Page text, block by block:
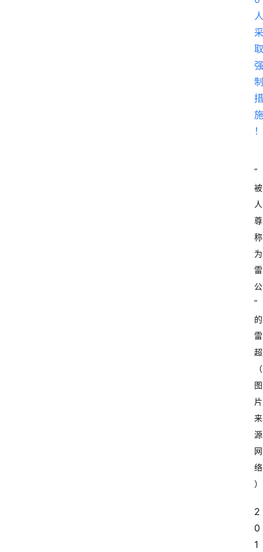
“
被
人
尊
称
为
雷
公
”
的
雷
超
（
图
片
来
源
网
络
）
2
0
1